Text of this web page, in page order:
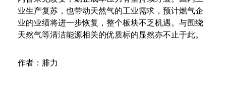
业生产复苏，也带动天然气的工业需求，预计燃气企
业的业绩将进一步恢复，整个板块不乏机遇。与围绕
天然气等清洁能源相关的优质标的显然亦不止于此。
作者：腓力